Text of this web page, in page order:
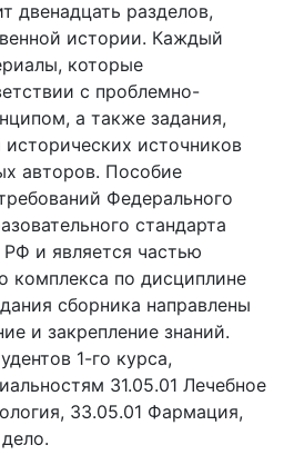
двенадцать разделов,
истории. Каждый
которые
с проблемно-
а также задания,
источников
авторов. Пособие
Федерального
стандарта
и является частью
комплекса по дисциплине
сборника направлены
и закрепление знаний.
1-го курса,
31.05.01 Лечебное
33.05.01 Фармация,